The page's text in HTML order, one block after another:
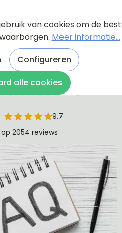
van cookies om de best
Meer informatie...
Configureren
alle cookies